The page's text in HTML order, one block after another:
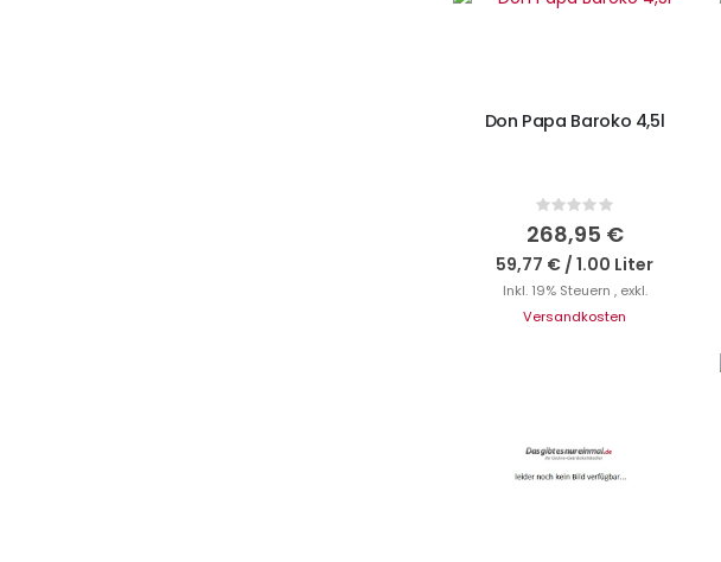
Don Papa Baroko 4,5l
Rating:
0%
268,95 €
59,77 € / 1.00 Liter
Inkl. 19% Steuern , exkl.
Versandkosten